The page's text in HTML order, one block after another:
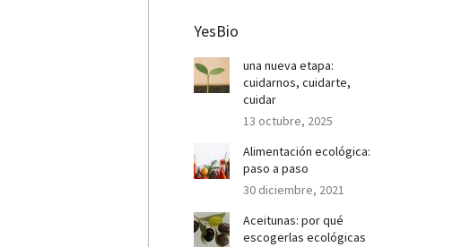
YesBio
una nueva etapa:
cuidarnos, cuidarte,
cuidar
13 octubre, 2025
Alimentación ecológica:
paso a paso
30 diciembre, 2021
Aceitunas: por qué
escogerlas ecológicas